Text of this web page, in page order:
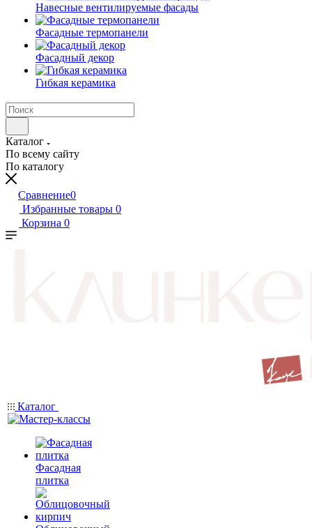
Навесные вентилируемые фасады
Фасадные термопанели
Фасадный декор
Гибкая керамика
Каталог
По всему сайту
По каталогу
Сравнение0
Избранные товары 0
Корзина 0
Каталог
Фасадная
плитка